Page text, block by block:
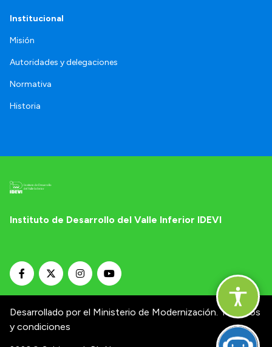
Institucional
Misión
Autoridades y delegaciones
Normativa
Historia
Instituto de Desarrollo del Valle Inferior IDEVI
Desarrollado por el Ministerio de Modernización. Términos
y condiciones